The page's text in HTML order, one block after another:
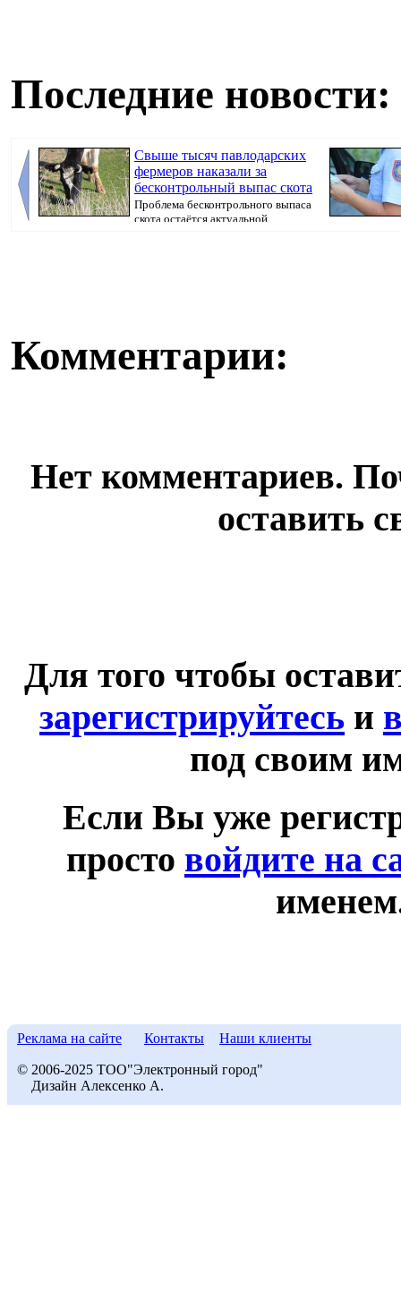
Последние новости:
Свыше тысяч павлодарских
фермеров наказали за
бесконтрольный выпас скота
Проблема бесконтрольного выпаса
скота остаётся актуальной,
Комментарии:
Нет комментариев.
оставить
Для того чтобы
зарегистрируйтесь и
под своим
Если Вы уже
просто войдите на
Реклама на сайте Контакты Наши клиенты
© 2006-2025 ТОО"Электронный город"
Дизайн Алексенко А.